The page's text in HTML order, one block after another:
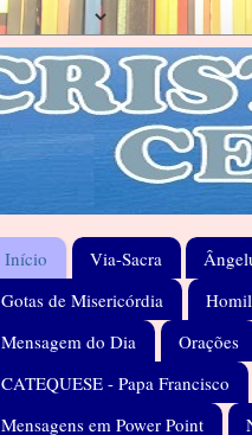
Início Via-Sacra
Gotas de Misericórdia
Mensagem do Dia
Orações
CATEQUESE - Papa Francisco
Mensagens em Power Point